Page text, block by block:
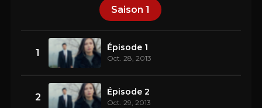
Saison 1
1 Épisode 1
Oct. 28, 2013
2 Épisode 2
Oct. 29, 2013